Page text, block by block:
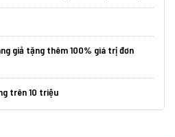
giả tặng thêm 100% giá trị đơn
trên 10 triệu